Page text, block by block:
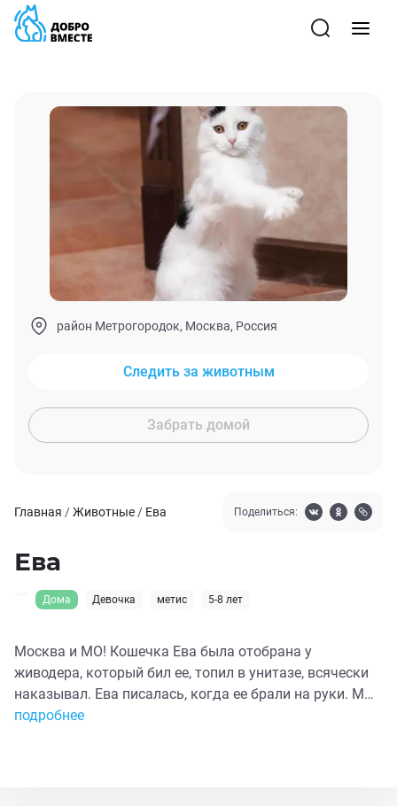
район Метрогородок, Москва, Россия
Следить за животным
Забрать домой
Главная /Животные / Ева Поделиться:
Ева
Дома Девочка метис 5-8 лет
Москва и МО! Кошечка Ева была отобрана у
живодера, который бил ее, топил в унитазе, всячески
наказывал. Ева писалась, когда ее брали на руки. Мы
смогли забрать кошечку на передержку. У Евы
подробнее